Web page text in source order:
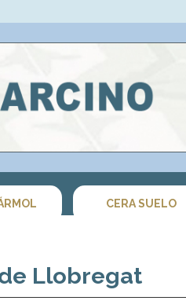
CERA SUELO
Llobregat